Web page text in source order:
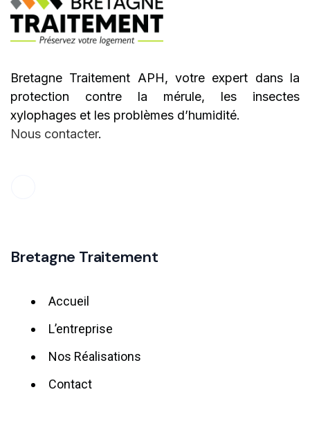
Bretagne Traitement APH, votre expert dans la
protection contre la mérule, les insectes
xylophages et les problèmes d’humidité.
Nous contacter.
Bretagne Traitement
Accueil
L’entreprise
Nos Réalisations
Contact